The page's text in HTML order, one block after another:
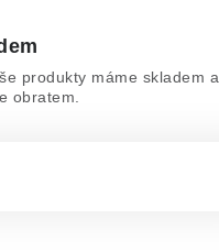
produkty máme skladem a
obratem.